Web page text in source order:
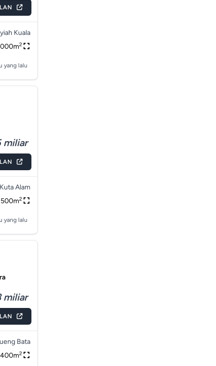
Kuala
2
yang lalu
miliar
Kuta Alam
2
yang lalu
miliar
Bata
400m2